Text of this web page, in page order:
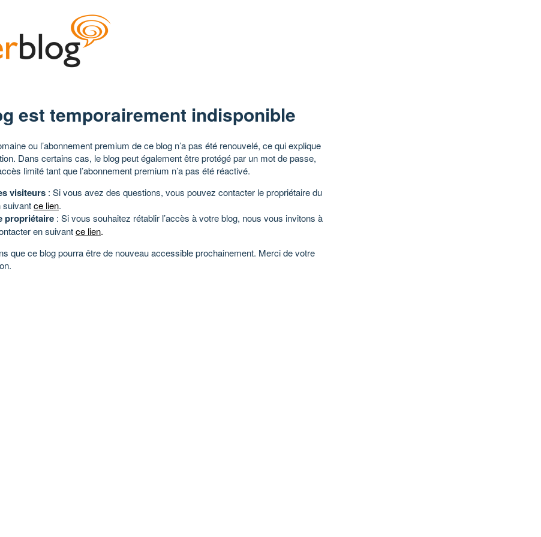
est temporairement indisponible
ou l’abonnement premium de ce blog n’a pas été renouvelé, ce qui explique
Dans certains cas, le blog peut également être protégé par un mot de passe,
limité tant que l’abonnement premium n’a pas été réactivé.
visiteurs : Si vous avez des questions, vous pouvez contacter le propriétaire du
suivantce lien.
propriétaire : Si vous souhaitez rétablir l’accès à votre blog, nous vous invitons à
en suivantce lien.
que ce blog pourra être de nouveau accessible prochainement. Merci de votre